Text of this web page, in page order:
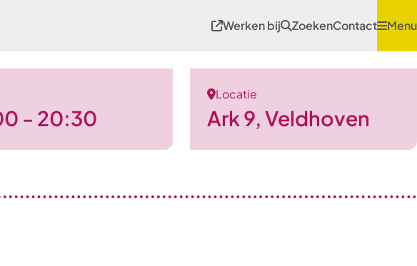
Werken bij ZoekenContact Menu
- 20:30
Locatie
Ark 9, Veldhoven